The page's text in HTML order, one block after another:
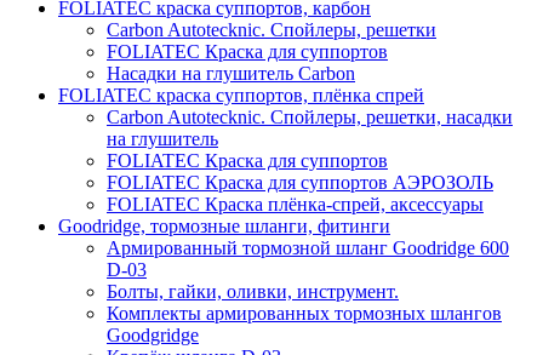
FOLIATEC краска суппортов, карбон
Carbon Autotecknic. Спойлеры, решетки
FOLIATEC Краска для суппортов
Насадки на глушитель Carbon
FOLIATEC краска суппортов, плёнка спрей
Carbon Autotecknic. Спойлеры, решетки, насадки
на глушитель
FOLIATEC Краска для суппортов
FOLIATEC Краска для суппортов АЭРОЗОЛЬ
FOLIATEC Краска плёнка-спрей, аксессуары
Goodridge, тормозные шланги, фитинги
Армированный тормозной шланг Goodridge 600
D-03
Болты, гайки, оливки, инструмент.
Комплекты армированных тормозных шлангов
Goodgridge